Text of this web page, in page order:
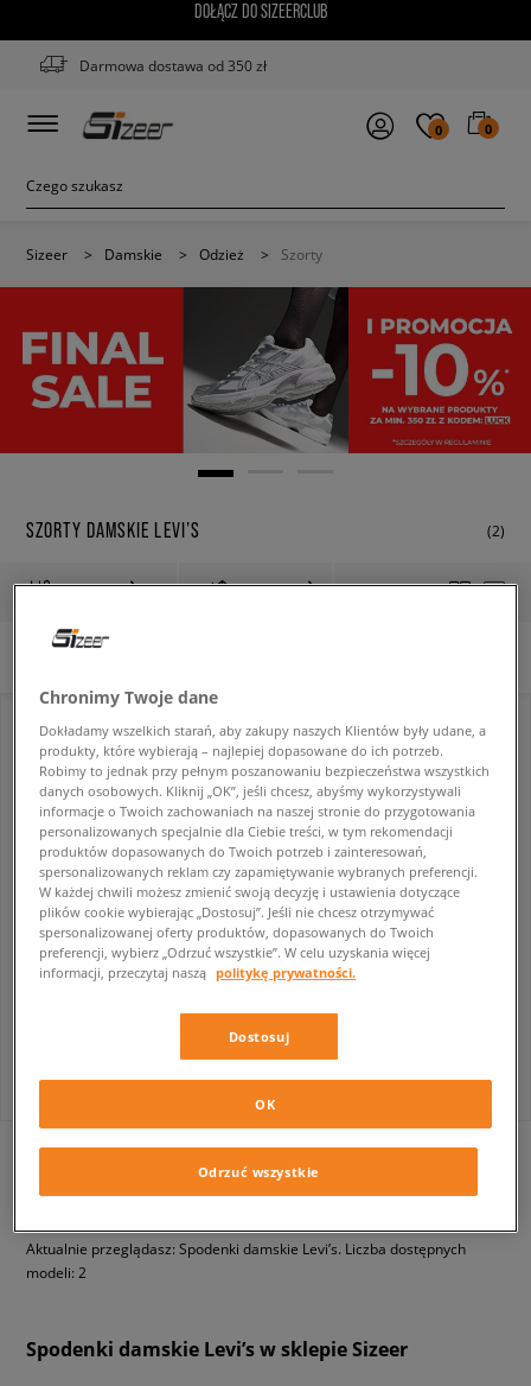
DOŁĄCZ DO SIZEERCLUB
Darmowa dostawa od 350 zł
0 0
Sizeer > Damskie > Odzież > Szorty
SZORTY DAMSKIE LEVI’S (2)
FILTRUJ SORTUJ
-10% za min. 350 zł kod: LUCK
LEVI'S SZORTY 94 BAGGY SHORT
LEVI'S SZORTY BAGGY DAD JORT
199,99 zł
z 1
Aktualnie przeglądasz: Spodenki damskie Levi’s. Liczba dostępnych
modeli: 2
Spodenki damskie Levi’s w sklepie Sizeer
Chronimy Twoje dane
Dokładamy wszelkich starań, aby zakupy naszych Klientów były udane, a
produkty, które wybierają – najlepiej dopasowane do ich potrzeb.
Robimy to jednak przy pełnym poszanowaniu bezpieczeństwa wszystkich
danych osobowych. Kliknij „OK”, jeśli chcesz, abyśmy wykorzystywali
informacje o Twoich zachowaniach na naszej stronie do przygotowania
personalizowanych specjalnie dla Ciebie treści, w tym rekomendacji
produktów dopasowanych do Twoich potrzeb i zainteresowań,
spersonalizowanych reklam czy zapamiętywanie wybranych preferencji.
W każdej chwili możesz zmienić swoją decyzję i ustawienia dotyczące
plików cookie wybierając „Dostosuj”. Jeśli nie chcesz otrzymywać
spersonalizowanej oferty produktów, dopasowanych do Twoich
preferencji, wybierz „Odrzuć wszystkie”. W celu uzyskania więcej
informacji, przeczytaj naszą politykę prywatności.
Dostosuj
Odrzuć wszystkie
OK